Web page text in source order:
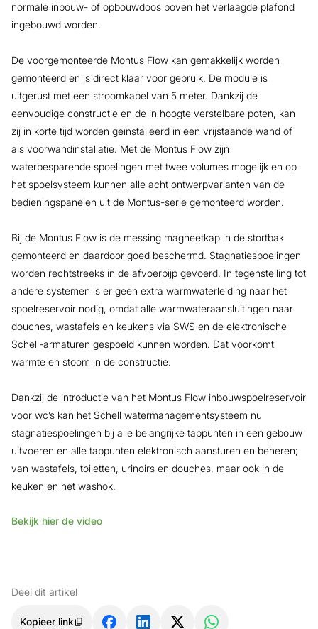
normale inbouw- of opbouwdoos boven het verlaagde plafond
ingebouwd worden.
De voorgemonteerde Montus Flow kan gemakkelijk worden
gemonteerd en is direct klaar voor gebruik. De module is
uitgerust met een stroomkabel van 5 meter. Dankzij de
eenvoudige constructie en de in hoogte verstelbare poten, kan
zij in korte tijd worden geïnstalleerd in een vrijstaande wand of
als voorwandinstallatie. Met de Montus Flow zijn
waterbesparende spoelingen met twee volumes mogelijk en op
het spoelsysteem kunnen alle acht ontwerpvarianten van de
bedieningspanelen uit de Montus-serie gemonteerd worden.
Bij de Montus Flow is de messing magneetkap in de stortbak
gemonteerd en daardoor goed beschermd. Stagnatiespoelingen
worden rechtstreeks in de afvoerpijp gevoerd. In tegenstelling tot
andere systemen is er geen extra warmwaterleiding naar het
spoelreservoir nodig, omdat alle warmwateraansluitingen naar
douches, wastafels en keukens via SWS en de elektronische
Schell-armaturen gespoeld kunnen worden. Dat voorkomt
warmte en stoom in de constructie.
Dankzij de introductie van het Montus Flow inbouwspoelreservoir
voor wc’s kan het Schell watermanagementsysteem nu
stagnatiespoelingen bij alle belangrijke tappunten in een gebouw
uitvoeren en alle tappunten elektronisch aansturen en beheren;
van wastafels, toiletten, urinoirs en douches, maar ook in de
keuken en het washok.
Bekijk hier de video
Deel dit artikel
Kopieer link